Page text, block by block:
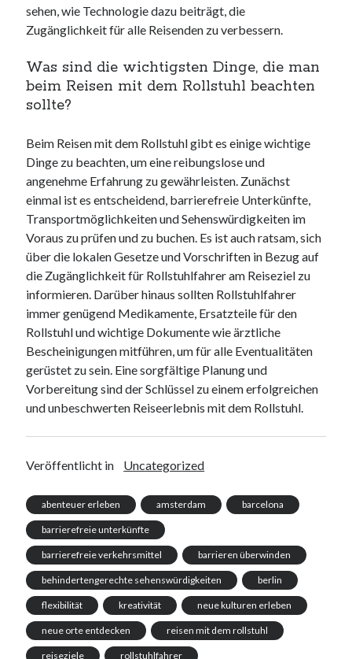
sehen, wie Technologie dazu beiträgt, die
Zugänglichkeit für alle Reisenden zu verbessern.
Was sind die wichtigsten Dinge, die man
beim Reisen mit dem Rollstuhl beachten
sollte?
Beim Reisen mit dem Rollstuhl gibt es einige wichtige
Dinge zu beachten, um eine reibungslose und
angenehme Erfahrung zu gewährleisten. Zunächst
einmal ist es entscheidend, barrierefreie Unterkünfte,
Transportmöglichkeiten und Sehenswürdigkeiten im
Voraus zu prüfen und zu buchen. Es ist auch ratsam, sich
über die lokalen Gesetze und Vorschriften in Bezug auf
die Zugänglichkeit für Rollstuhlfahrer am Reiseziel zu
informieren. Darüber hinaus sollten Rollstuhlfahrer
immer genügend Medikamente, Ersatzteile für den
Rollstuhl und wichtige Dokumente wie ärztliche
Bescheinigungen mitführen, um für alle Eventualitäten
gerüstet zu sein. Eine sorgfältige Planung und
Vorbereitung sind der Schlüssel zu einem erfolgreichen
und unbeschwerten Reiseerlebnis mit dem Rollstuhl.
Veröffentlicht in Uncategorized
abenteuer erleben amsterdam barcelona
barrierefreie unterkünfte
barrierefreie verkehrsmittel barrieren überwinden
behindertengerechte sehenswürdigkeiten berlin
flexibilität kreativität neue kulturen erleben
neue orte entdecken reisen mit dem rollstuhl
reiseziele rollstuhlfahrer